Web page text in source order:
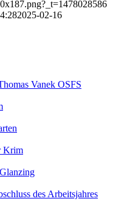
2025-02-16
Vanek OSFS
Krim
des Arbeitsjahres